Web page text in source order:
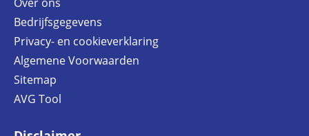
Over ons
Bedrijfsgegevens
Privacy- en cookieverklaring
Algemene Voorwaarden
Sitemap
AVG Tool